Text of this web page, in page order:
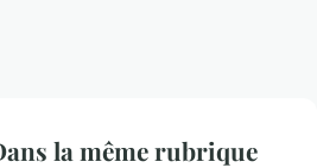
la même rubrique